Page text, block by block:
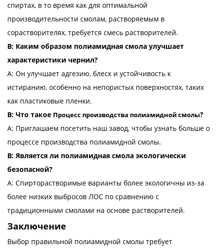
спиртах, в то время как для оптимальной
производительности смолам, растворяемым в
сорастворителях, требуется смесь растворителей.
В: Каким образом полиамидная смола улучшает
характеристики чернил?
A: Он улучшает адгезию, блеск и устойчивость к
истиранию, особенно на непористых поверхностях, таких
как пластиковые пленки.
В: Что такое Процесс производства полиамидной смолы?
A: Приглашаем посетить наш завод, чтобы узнать больше о
процессе производства полиамидной смолы.
В: Является ли полиамидная смола экологически
безопасной?
A: Спирторастворимые варианты более экологичны из-за
более низких выбросов ЛОС по сравнению с
традиционными смолами на основе растворителей.
Заключение
Выбор правильной полиамидной смолы требует